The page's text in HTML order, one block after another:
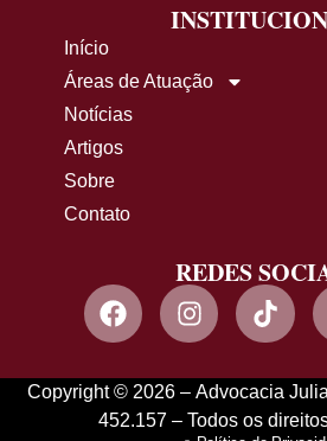
Início
Áreas de Atuação
Notícias
Artigos
Sobre
Contato
REDES
Copyright © 2026 – Advocacia
452.157 – Todos os